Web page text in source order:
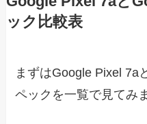
ック比較表
まずはGoogle Pixel 7a
ペックを一覧で見てみ